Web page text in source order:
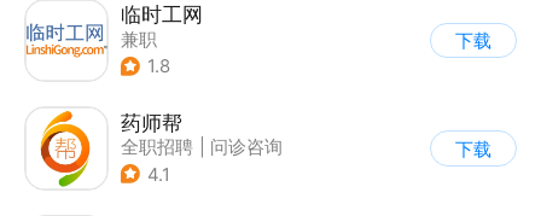
临时工网
兼职
1.8
下载
药师帮
全职招聘
问诊咨询
4.1
下载